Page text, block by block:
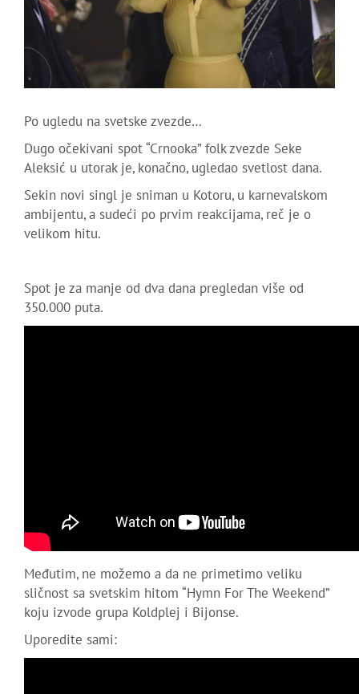
Po ugledu na svetske zvezde…
Dugo očekivani spot “Crnooka” folk zvezde Seke
Aleksić u utorak je, konačno, ugledao svetlost dana.
Sekin novi singl je sniman u Kotoru, u karnevalskom
ambijentu, a sudeći po prvim reakcijama, reč je o
velikom hitu.
Spot je za manje od dva dana pregledan više od
350.000 puta.
Međutim, ne možemo a da ne primetimo veliku
sličnost sa svetskim hitom “Hymn For The Weekend”
koju izvode grupa Koldplej i Bijonse.
Uporedite sami: